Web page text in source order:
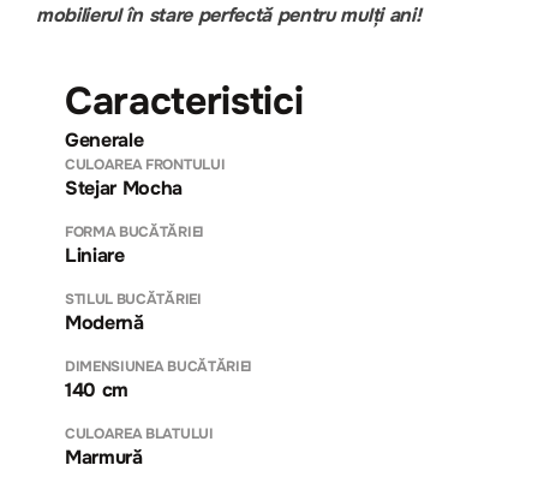
mobilierul în stare perfectă pentru mulți ani!
Caracteristici
Generale
CULOAREA FRONTULUI
Stejar Mocha
FORMA BUCĂTĂRIEI
Liniare
STILUL BUCĂTĂRIEI
Modernă
DIMENSIUNEA BUCĂTĂRIEI
140 cm
CULOAREA BLATULUI
Marmură